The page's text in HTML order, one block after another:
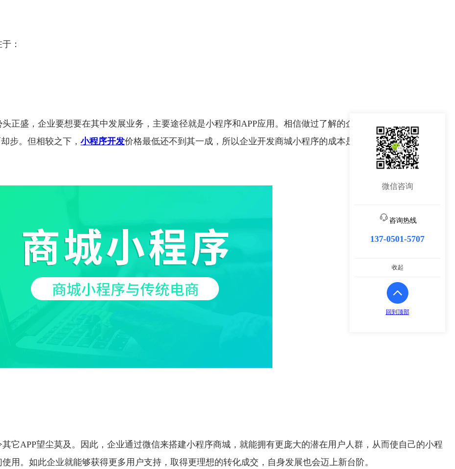
：
正盛，企业要想要在其中发展业务，主要途径就是小程序和APP应用。相信做过了解的企业都知道，开发一款商
步。但相较之下， 小程序开发价格最低还不到其一成，所以企业开发商城小程序的成本是非常低的。
它APP望尘莫及。因此，企业通过微信来搭建小程序商城，就能拥有更庞大的潜在用户人群，从而使自己的小程
用。如此企业就能够获得更多用户支持，取得更理想的转化成交，自身发展也会迈上新台阶。
微信咨询
咨询热线
137-0501-5707
收起
回到顶部